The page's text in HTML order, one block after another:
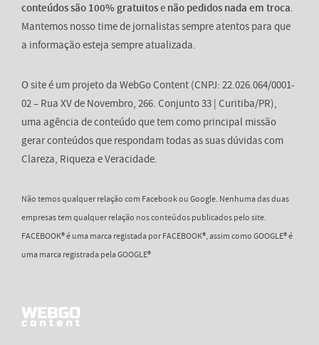
conteúdos são 100% gratuitose não pedidos nada em troca.
Mantemos nosso time de jornalistas sempre atentos para que
a informação esteja sempre atualizada.
O site é um projeto da WebGo Content (CNPJ: 22.026.064/0001-
02 – Rua XV de Novembro, 266. Conjunto 33 | Curitiba/PR),
uma agência de conteúdo que tem como principal missão
gerar conteúdos que respondam todas as suas dúvidas com
Clareza, Riqueza e Veracidade.
Não temos qualquer relação com Facebook ou Google. Nenhuma das duas
empresas tem qualquer relação nos conteúdos publicados pelo site.
FACEBOOK® é uma marca registada por FACEBOOK®, assim como GOOGLE® é
uma marca registrada pela GOOGLE®